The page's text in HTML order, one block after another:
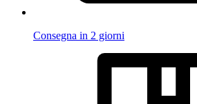
Consegna in 2 giorni